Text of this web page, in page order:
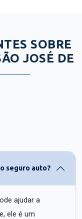
SOBRE
JOSÉ DE
seguro auto?
ajudar a
ele é um